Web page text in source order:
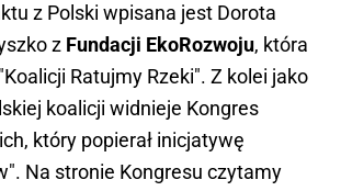
z Polski wpisana jest Dorota
z Fundacji EkoRozwoju, która
Ratujmy Rzeki". Z kolei jako
koalicji widnieje Kongres
który popierał inicjatywę
Na stronie Kongresu czytamy